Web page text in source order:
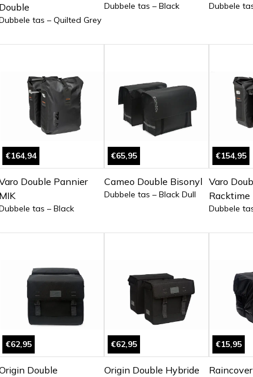
Double
tas – Quilted Grey
Dubbele tas – Black Dubbele
€164,94
Double Pannier
MIK
tas – Black
€65,95
Cameo Double Bisonyl
Dubbele tas – Black Dull
€154,95
Varo
Racktime
Dubbele
€62,95
Double
€62,95
Origin Double Hybride
€15,95